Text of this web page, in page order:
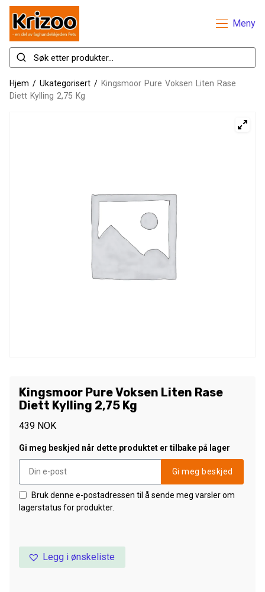
Meny
Hjem / Ukategorisert / Kingsmoor Pure Voksen Liten Rase
Diett Kylling 2,75 Kg
Kingsmoor Pure Voksen Liten Rase
Diett Kylling 2,75 Kg
439 NOK
Gi meg beskjed når dette produktet er tilbake på lager
Gi meg beskjed
Bruk denne e-postadressen til å sende meg varsler om
lagerstatus for produkter.
Legg i ønskeliste